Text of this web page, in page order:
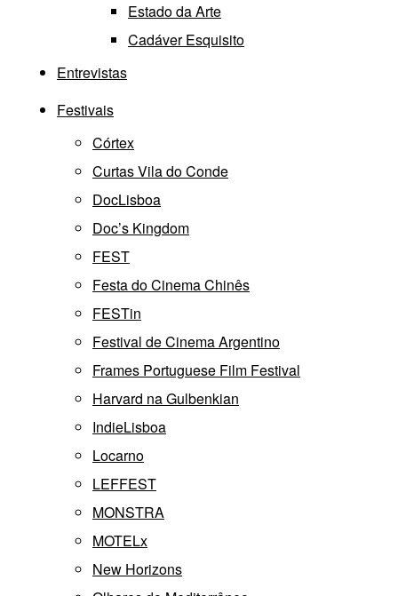
Estado da Arte
Cadáver Esquisito
Entrevistas
Festivais
Córtex
Curtas Vila do Conde
DocLisboa
Doc’s Kingdom
FEST
Festa do Cinema Chinês
FESTin
Festival de Cinema Argentino
Frames Portuguese Film Festival
Harvard na Gulbenkian
IndieLisboa
Locarno
LEFFEST
MONSTRA
MOTELx
New Horizons